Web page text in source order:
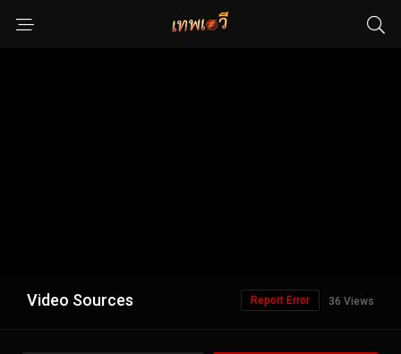
Video Sources 36 Views
Report Error